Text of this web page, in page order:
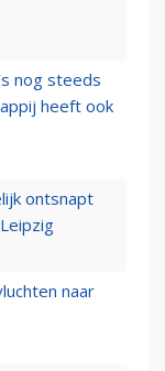
nog steeds
heeft ook
ontsnapt
naar